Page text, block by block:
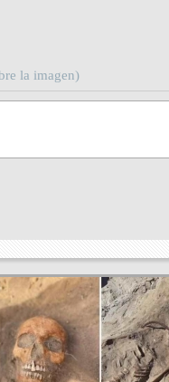
la imagen)